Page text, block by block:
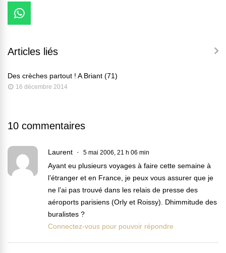
Articles liés
Des crèches partout ! A Briant (71)
16 décembre 2014
10 commentaires
Laurent 5 mai 2006, 21 h 06 min
Ayant eu plusieurs voyages à faire cette semaine à
l’étranger et en France, je peux vous assurer que je
ne l’ai pas trouvé dans les relais de presse des
aéroports parisiens (Orly et Roissy). Dhimmitude des
buralistes ?
Connectez-vous pour pouvoir répondre